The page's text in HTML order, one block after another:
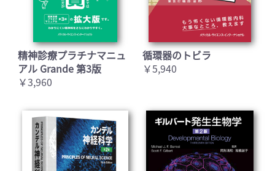
精神診療プラチナマニュ
アル Grande 第3版
￥3,960
循環器のトビラ
￥5,940